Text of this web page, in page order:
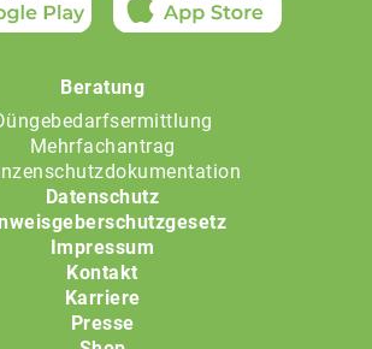
Beratung
Mehrfachantrag
Datenschutz
Impressum
Kontakt
Karriere
Presse